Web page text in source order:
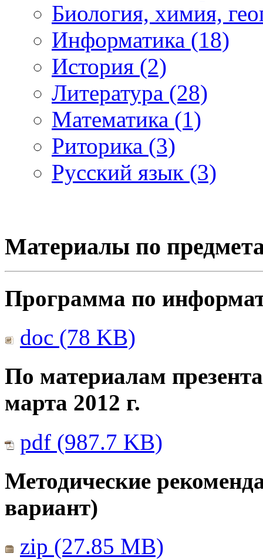
Биология, химия,
Информатика (18)
История (2)
Литература (28)
Математика (1)
Риторика (3)
Русский язык (3)
Материалы по
Программа по
doc (78 KB)
По материалам
марта 2012 г.
pdf (987.7 KB)
Методические
вариант)
zip (27.85 MB)